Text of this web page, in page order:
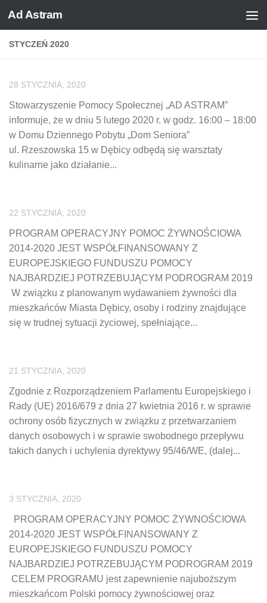
Skip to content
Ad Astram
STYCZEŃ 2020
28 STYCZNIA, 2020
Stowarzyszenie Pomocy Społecznej „AD ASTRAM”
informuje, że w dniu 5 lutego 2020 r. w godz. 16:00 – 18:00
w Domu Dziennego Pobytu „Dom Seniora”
ul. Rzeszowska 15 w Dębicy odbędą się warsztaty
kulinarne jako działanie...
22 STYCZNIA, 2020
PROGRAM OPERACYJNY POMOC ŻYWNOŚCIOWA
2014-2020 JEST WSPÓŁFINANSOWANY Z
EUROPEJSKIEGO FUNDUSZU POMOCY
NAJBARDZIEJ POTRZEBUJĄCYM PODROGRAM 2019
W związku z planowanym wydawaniem żywności dla
mieszkańców Miasta Dębicy, osoby i rodziny znajdujące
się w trudnej sytuacji życiowej, spełniające...
21 STYCZNIA, 2020
Zgodnie z Rozporządzeniem Parlamentu Europejskiego i
Rady (UE) 2016/679 z dnia 27 kwietnia 2016 r. w sprawie
ochrony osób fizycznych w związku z przetwarzaniem
danych osobowych i w sprawie swobodnego przepływu
takich danych i uchylenia dyrektywy 95/46/WE, (dalej...
3 STYCZNIA, 2020
PROGRAM OPERACYJNY POMOC ŻYWNOŚCIOWA
2014-2020 JEST WSPÓŁFINANSOWANY Z
EUROPEJSKIEGO FUNDUSZU POMOCY
NAJBARDZIEJ POTRZEBUJĄCYM PODROGRAM 2019
CELEM PROGRAMU jest zapewnienie najuboższym
mieszkańcom Polski pomocy żywnościowej oraz